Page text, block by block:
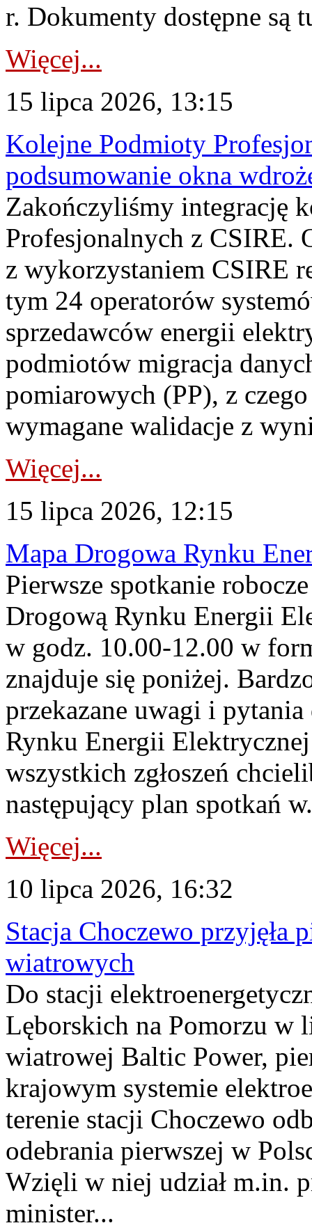
r. Dokumenty dostępne są
Więcej...
15 lipca 2026, 13:15
Kolejne Podmioty
podsumowanie okna
Zakończyliśmy integrację
Profesjonalnych z CSIRE.
z wykorzystaniem CSIRE
tym 24 operatorów
sprzedawców energii
podmiotów migracja
pomiarowych (PP), z
wymagane walidacje z
Więcej...
15 lipca 2026, 12:15
Mapa Drogowa Rynku
Pierwsze spotkanie
Drogową Rynku Energii
w godz. 10.00-12.00 w
znajduje się poniżej.
przekazane uwagi i
Rynku Energii
wszystkich zgłoszeń
następujący plan spotkań
Więcej...
10 lipca 2026, 16:32
Stacja Choczewo przyjęła
wiatrowych
Do stacji
Lęborskich na Pomorzu w
wiatrowej Baltic Power,
krajowym systemie
terenie stacji Choczewo
odebrania pierwszej w
Wzięli w niej udział m.in.
minister...